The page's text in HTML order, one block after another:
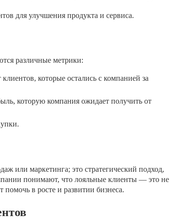
для улучшения продукта и сервиса.
различные метрики:
которые остались с компанией за
которую компания ожидает получить от
или маркетинга; это стратегический подход,
понимают, что лояльные клиенты — это не
в росте и развитии бизнеса.